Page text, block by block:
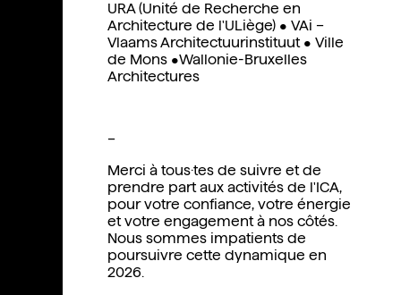
URA (Unité de Recherche en
Architecture de l'ULiège) • VAi –
Vlaams Architectuurinstituut • Ville
de Mons •Wallonie-Bruxelles
Architectures
–
Merci à tous·tes de suivre et de
prendre part aux activités de l'ICA,
pour votre confiance, votre énergie
et votre engagement à nos côtés.
Nous sommes impatients de
poursuivre cette dynamique en
2026.